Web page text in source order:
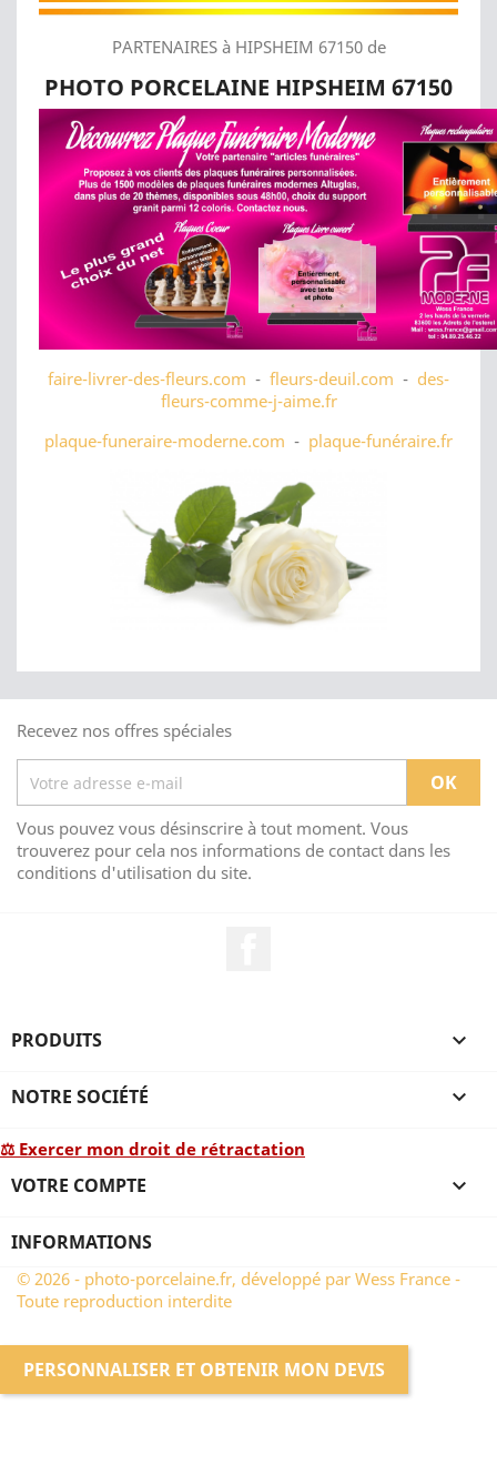
PARTENAIRES à HIPSHEIM 67150 de
PHOTO PORCELAINE HIPSHEIM 67150
faire-livrer-des-fleurs.com - fleurs-deuil.com - des-
fleurs-comme-j-aime.fr
plaque-funeraire-moderne.com - plaque-funéraire.fr
Recevez nos offres spéciales
Vous pouvez vous désinscrire à tout moment. Vous
trouverez pour cela nos informations de contact dans les
conditions d'utilisation du site.
PRODUITS 
NOTRE SOCIÉTÉ 
⚖ Exercer mon droit de rétractation
VOTRE COMPTE 
INFORMATIONS
© 2026 - photo-porcelaine.fr, développé par Wess France -
Toute reproduction interdite
PERSONNALISER ET OBTENIR MON DEVIS